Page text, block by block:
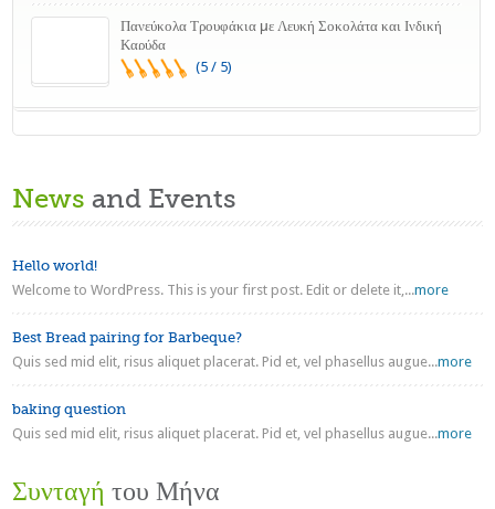
Πανεύκολα Τρουφάκια με Λευκή Σοκολάτα και Ινδική
Καρύδα
(5 / 5)
News and Events
Hello world!
Welcome to WordPress. This is your first post. Edit or delete it,...more
Best Bread pairing for Barbeque?
Quis sed mid elit, risus aliquet placerat. Pid et, vel phasellus augue...more
baking question
Quis sed mid elit, risus aliquet placerat. Pid et, vel phasellus augue...more
Συνταγή του Μήνα